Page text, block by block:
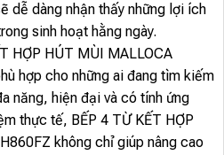
dễ dàng nhận thấy những lợi ích
sinh hoạt hằng ngày.
HỢP HÚT MÙI MALLOCA
hợp cho những ai đang tìm kiếm
năng, hiện đại và có tính ứng
thực tế, BẾP 4 TỪ KẾT HỢP
không chỉ giúp nâng cao